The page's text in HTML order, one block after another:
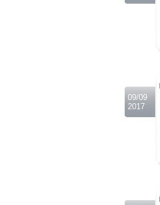
09/09
2017